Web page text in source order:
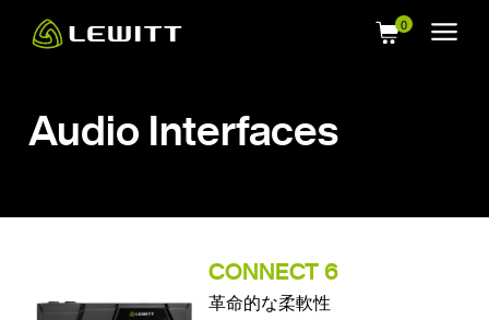
Audio Interfaces
CONNECT 6
革命的な柔軟性